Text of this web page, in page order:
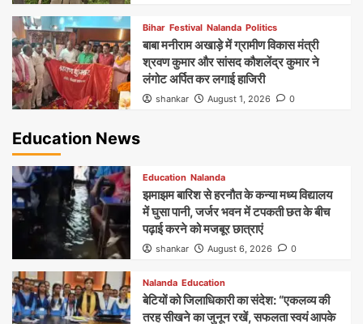
Bihar Festival Nalanda Politics
बाबा मनीराम अखाड़े में ग्रामीण विकास मंत्री
श्रवण कुमार और सांसद कौशलेंद्र कुमार ने
लंगोट अर्पित कर लगाई हाजिरी
shankar August 1, 2026 0
Education News
Education Nalanda
झमाझम बारिश से हरनौत के कन्या मध्य विद्यालय
में घुसा पानी, जर्जर भवन में टपकती छत के बीच
पढ़ाई करने को मजबूर छात्राएं
shankar August 6, 2026 0
Nalanda Education
बेटियों को जिलाधिकारी का संदेश: “एकलव्य की
तरह सीखने का जुनून रखें, सफलता स्वयं आपके